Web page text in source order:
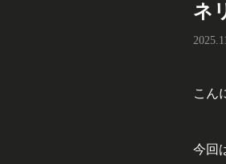
ネ
こん
今回